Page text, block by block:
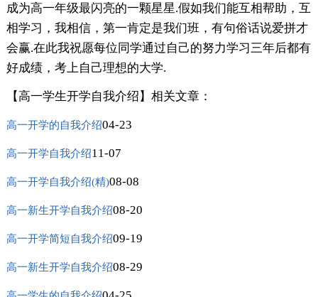
成为高一年级最闪亮的一颗星星.假如我们能互相帮助，互
相学习，我相信，第一肯定是我们班，有句俗话说爱拼才
会赢.在此我祝愿每位同学通过自己的努力学习三年后都有
好成绩，考上自己理想的大学.
【高一学生开学自我介绍】相关文章：
高一开学的自我介绍04-23
高一开学自我介绍11-07
高一开学自我介绍(精)08-08
高一新生开学自我介绍08-20
高一开学简短自我介绍09-19
高一新生开学自我介绍08-29